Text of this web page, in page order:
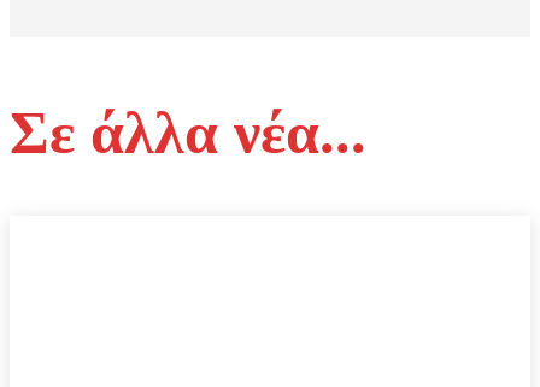
Σε άλλα νέα...